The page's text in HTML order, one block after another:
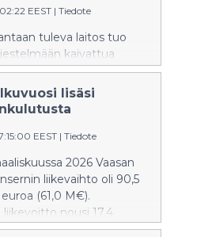
EEST | Tiedote
tuleva laitos tuo
kaivattua
Sähkö investoi
Energian yhteishanketta
Laitoksen avulla
erilaisten
vaikeasti
sääolosuhteiden
lisäsi
EEST | Tiedote
2026 Vaasan
liikevaihto oli 90,5
(61,0 M€).
liikevoitto nousi 17,4
euroon (7,2 M€).